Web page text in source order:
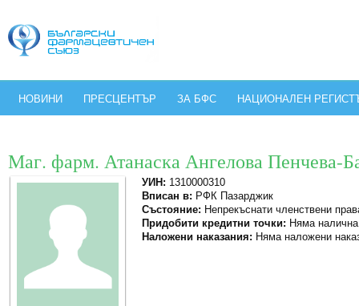
НОВИНИ ПРЕСЦЕНТЪР ЗА БФС НАЦИОНАЛЕН
Маг. фарм. Атанаска Ангелова Пенчева-
УИН: 1310000310
Вписан в: РФК Пазарджик
Състояние: Непрекъснати членствени
Придобити кредитни точки: Няма
Наложени наказания: Няма наложени